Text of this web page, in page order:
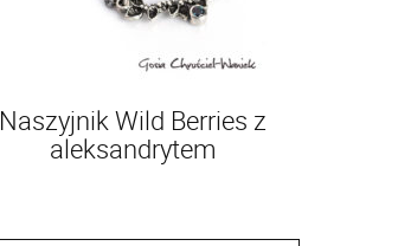
Naszyjnik Wild Berries z
aleksandrytem